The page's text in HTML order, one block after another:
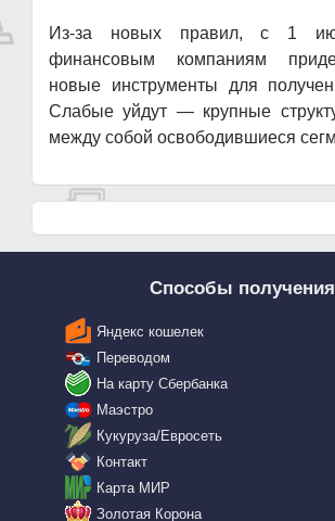
Из-за новых правил, с 1
финансовым компаниям
новые инструменты для
Слабые уйдут — крупные
между собой освободившиеся
Способы получения
Яндекс кошелек
Переводом
На карту Сбербанка
Маэстро
Кукуруза/Евросеть
Контакт
Карта МИР
Золотая Корона